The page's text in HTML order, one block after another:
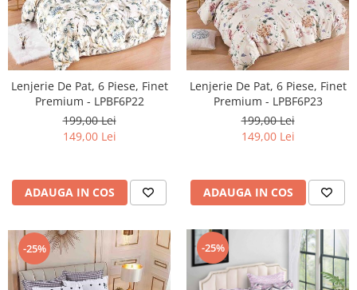
Lenjerie De Pat, 6 Piese, Finet
Premium - LPBF6P22
199,00 Lei
149,00 Lei
ADAUGA IN COS
Lenjerie De Pat, 6 Piese, Finet
Premium - LPBF6P23
199,00 Lei
149,00 Lei
ADAUGA IN COS
-25% -25%